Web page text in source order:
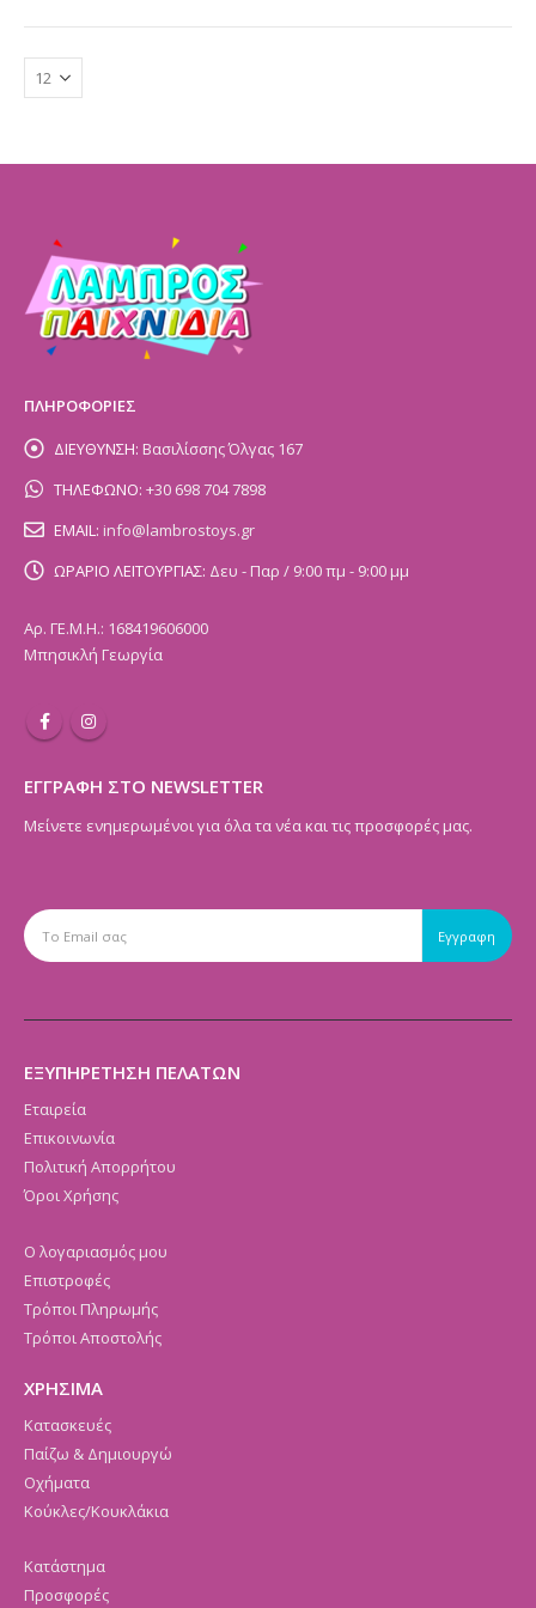
ΠΛΗΡΟΦΟΡΙΕΣ
ΔΙΕΥΘΥΝΣΗ: Βασιλίσσης Όλγας 167
ΤΗΛΕΦΩΝΟ: +30 698 704 7898
EMAIL: info@lambrostoys.gr
ΩΡΑΡΙΟ ΛΕΙΤΟΥΡΓΙΑΣ: Δευ - Παρ / 9:00 πμ - 9:00 μμ
Αρ. ΓΕ.Μ.Η.: 168419606000
Μπησικλή Γεωργία
ΕΓΓΡΑΦΗ ΣΤΟ NEWSLETTER
Μείνετε ενημερωμένοι για όλα τα νέα και τις προσφορές μας.
ΕΞΥΠΗΡΕΤΗΣΗ ΠΕΛΑΤΩΝ
Εταιρεία
Επικοινωνία
Πολιτική Απορρήτου
Όροι Χρήσης
Ο λογαριασμός μου
Επιστροφές
Τρόποι Πληρωμής
Τρόποι Αποστολής
ΧΡΗΣΙΜΑ
Κατασκευές
Παίζω & Δημιουργώ
Οχήματα
Κούκλες/Κουκλάκια
Κατάστημα
Προσφορές